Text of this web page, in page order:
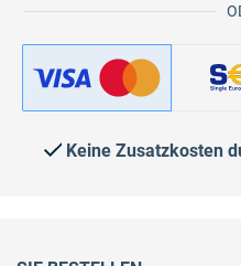
Keine Zusatzkosten